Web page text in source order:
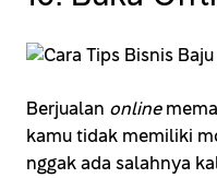
Berjualan online
kamu tidak memiliki
nggak ada salahnya